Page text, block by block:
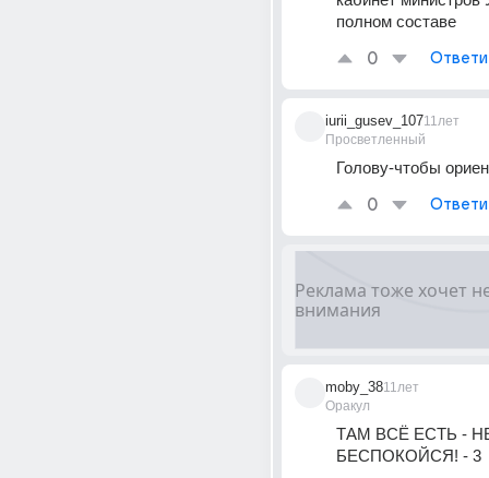
полном составе
0
iurii_gusev_107
Просветленный
11лет
Голову-чтобы
0
moby_38
Оракул
11лет
ТАМ ВСЁ ЕСТЬ -
БЕСПОКОЙСЯ! - 3